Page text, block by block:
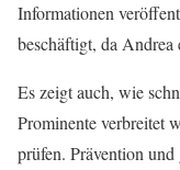
Informationen
beschäftigt, da Andrea
Es zeigt auch, wie
Prominente verbreitet
prüfen. Prävention